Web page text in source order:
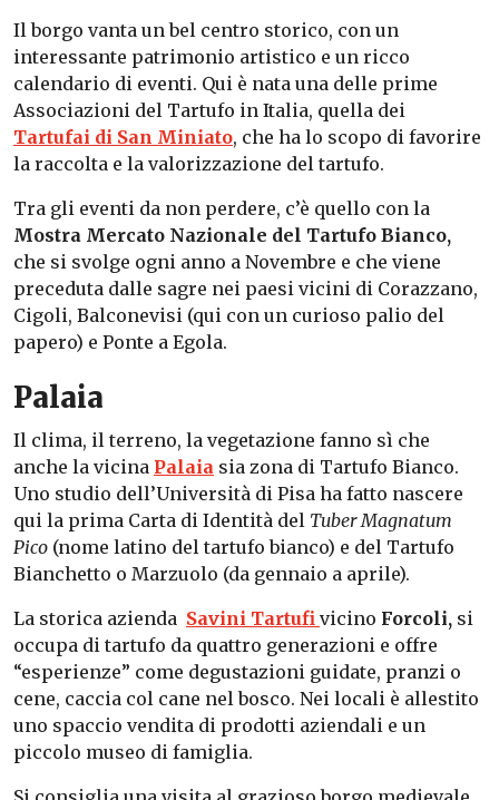
Il borgo vanta un bel centro storico, con un
interessante patrimonio artistico e un ricco
calendario di eventi. Qui è nata una delle prime
Associazioni del Tartufo in Italia, quella dei
Tartufai di San Miniato, che ha lo scopo di favorire
la raccolta e la valorizzazione del tartufo.
Tra gli eventi da non perdere, c’è quello con la
Mostra Mercato Nazionale del Tartufo Bianco,
che si svolge ogni anno a Novembre e che viene
preceduta dalle sagre nei paesi vicini di Corazzano,
Cigoli, Balconevisi (qui con un curioso palio del
papero) e Ponte a Egola.
Palaia
Il clima, il terreno, la vegetazione fanno sì che
anche la vicina Palaia sia zona di Tartufo Bianco.
Uno studio dell’Università di Pisa ha fatto nascere
qui la prima Carta di Identità del Tuber Magnatum
Pico (nome latino del tartufo bianco) e del Tartufo
Bianchetto o Marzuolo (da gennaio a aprile).
La storica azienda Savini Tartufi vicino Forcoli, si
occupa di tartufo da quattro generazioni e offre
“esperienze” come degustazioni guidate, pranzi o
cene, caccia col cane nel bosco. Nei locali è allestito
uno spaccio vendita di prodotti aziendali e un
piccolo museo di famiglia.